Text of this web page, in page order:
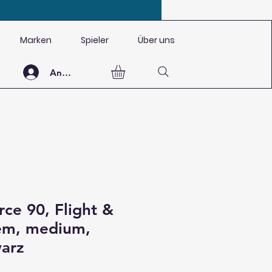
Marken Spieler Über uns
Anmelden
90, Flight &
medium,